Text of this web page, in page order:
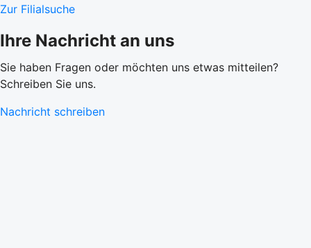
Zur Filialsuche
Ihre Nachricht an uns
Sie haben Fragen oder möchten uns etwas mitteilen?
Schreiben Sie uns.
Nachricht schreiben